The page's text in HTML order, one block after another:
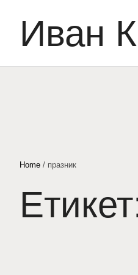
Иван
Home / празник